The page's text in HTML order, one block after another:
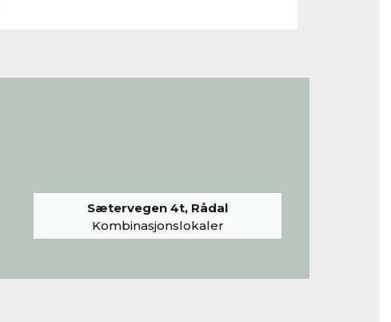
Sætervegen 4t, Rådal
Kombinasjonslokaler